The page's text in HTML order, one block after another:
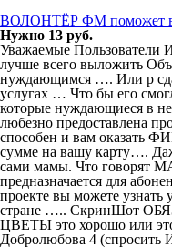
ВОЛОНТЁР ФМ поможет
Нужно 13 руб.
Уважаемые Пользователи
лучше всего выложить
нуждающимся …. Или р
услугах … Что бы его
которые нуждающиеся в
любезно предоставлена
способен и вам оказать
сумме на вашу карту….
сами мамы. Что говорят
предназначается для
проекте вы можете узнать
стране ….. CкринШот
ЦВЕТЫ это хорошо или
Добролюбова 4 (спросить